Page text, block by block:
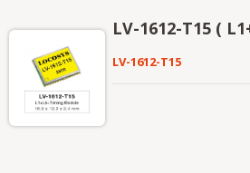
LV-1612-T15 (
LV-1612-T15